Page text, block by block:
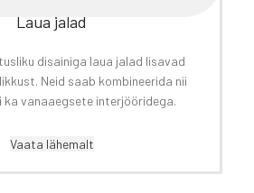
Laua jalad
disainiga laua jalad lisavad
Neid saab kombineerida nii
ka vanaaegsete interjööridega.
Vaata lähemalt